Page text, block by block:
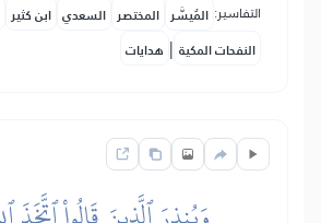
التفاسير: المُيسَّر المختصر السعدي ابن كثير
النفحات المكية | هدايات